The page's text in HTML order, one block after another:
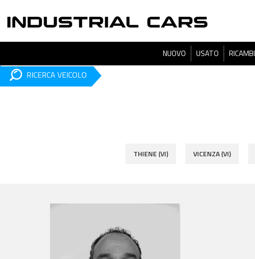
NUOVO USATO RICAMBI
RICERCA VEICOLO
THIENE (VI) VICENZA (VI)